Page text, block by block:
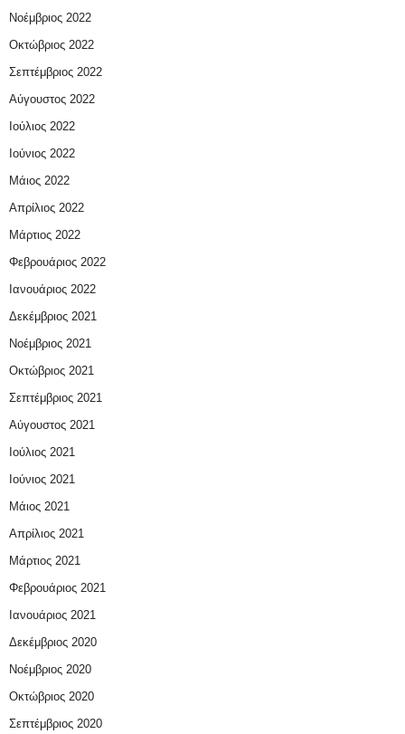
Νοέμβριος 2022
Οκτώβριος 2022
Σεπτέμβριος 2022
Αύγουστος 2022
Ιούλιος 2022
Ιούνιος 2022
Μάιος 2022
Απρίλιος 2022
Μάρτιος 2022
Φεβρουάριος 2022
Ιανουάριος 2022
Δεκέμβριος 2021
Νοέμβριος 2021
Οκτώβριος 2021
Σεπτέμβριος 2021
Αύγουστος 2021
Ιούλιος 2021
Ιούνιος 2021
Μάιος 2021
Απρίλιος 2021
Μάρτιος 2021
Φεβρουάριος 2021
Ιανουάριος 2021
Δεκέμβριος 2020
Νοέμβριος 2020
Οκτώβριος 2020
Σεπτέμβριος 2020